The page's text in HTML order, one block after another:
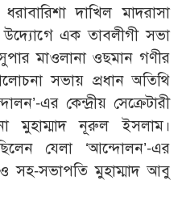
দাখিল মাদরাসা
উদ্যোগে এক তাবলীগী সভা
মাওলানা ওছমান গণীর
সভায় প্রধান অতিথি
এর কেন্দ্রীয় সেক্রেটারী
মুহাম্মাদ নূরুল ইসলাম।
যেলা ‘আন্দোলন’-এর
সহ-সভাপতি মুহাম্মাদ আবু